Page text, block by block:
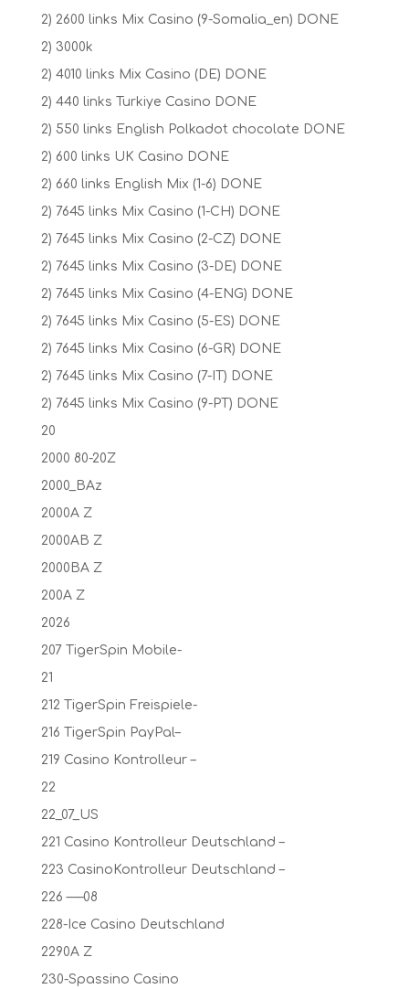
2) 2600 links Mix Casino (9-Somalia_en) DONE
2) 3000k
2) 4010 links Mix Casino (DE) DONE
2) 440 links Turkiye Casino DONE
2) 550 links English Polkadot chocolate DONE
2) 600 links UK Casino DONE
2) 660 links English Mix (1-6) DONE
2) 7645 links Mix Casino (1-CH) DONE
2) 7645 links Mix Casino (2-CZ) DONE
2) 7645 links Mix Casino (3-DE) DONE
2) 7645 links Mix Casino (4-ENG) DONE
2) 7645 links Mix Casino (5-ES) DONE
2) 7645 links Mix Casino (6-GR) DONE
2) 7645 links Mix Casino (7-IT) DONE
2) 7645 links Mix Casino (9-PT) DONE
20
2000 80-20Z
2000_BAz
2000A Z
2000AB Z
2000BA Z
200A Z
2026
207 TigerSpin Mobile-
21
212 TigerSpin Freispiele-
216 TigerSpin PayPal–
219 Casino Kontrolleur –
22
22_07_US
221 Casino Kontrolleur Deutschland –
223 CasinoKontrolleur Deutschland –
226 —–08
228-Ice Casino Deutschland
2290A Z
230-Spassino Casino